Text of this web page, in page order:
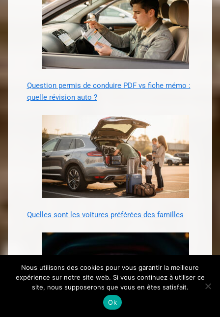
Question permis de conduire PDF vs fiche mémo :
quelle révision auto ?
Quelles sont les voitures préférées des familles
Nous utilisons des cookies pour vous garantir la meilleure
expérience sur notre site web. Si vous continuez à utiliser ce
site, nous supposerons que vous en êtes satisfait.
Ok